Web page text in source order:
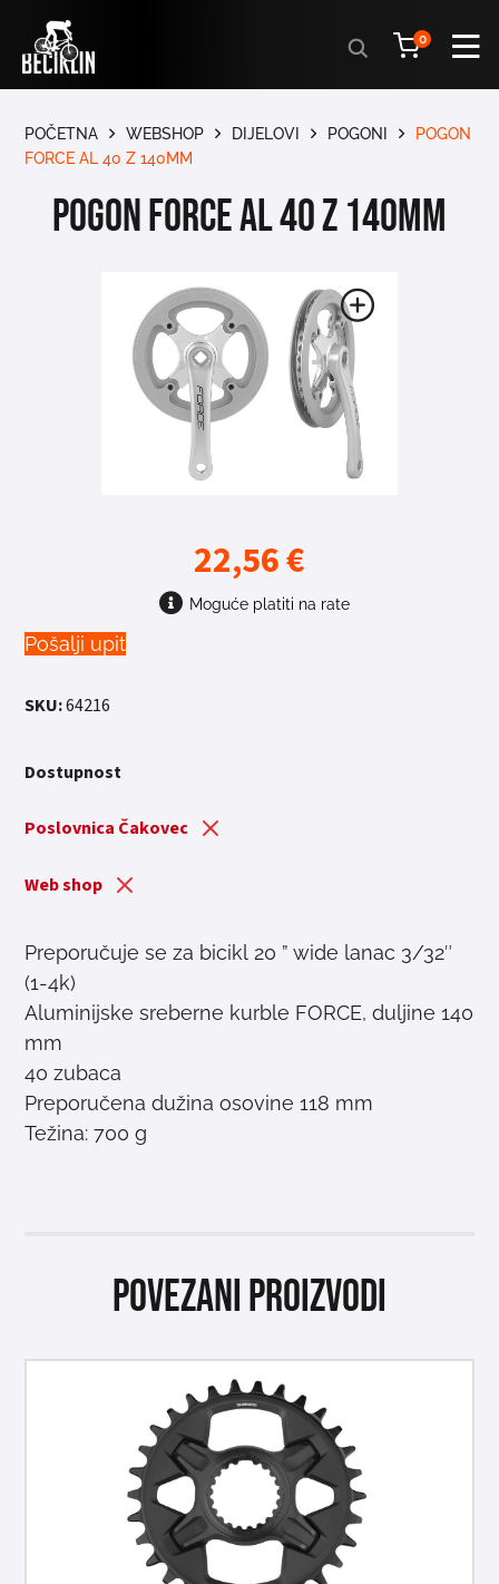
Products
search
0
POČETNA WEBSHOP DIJELOVI POGONI
POGON
FORCE AL 40 Z 140MM
POGON FORCE AL 40 Z 140MM
22,56€
Moguće platiti na rate
Pošalji upit
SKU:64216
Dostupnost
Poslovnica Čakovec
Web shop
Preporučuje se za bicikl 20 ” wide lanac 3/32″
(1-4k)
Aluminijske sreberne kurble FORCE, duljine 140
mm
40 zubaca
Preporučena dužina osovine 118 mm
Težina: 700 g
Povezani proizvodi